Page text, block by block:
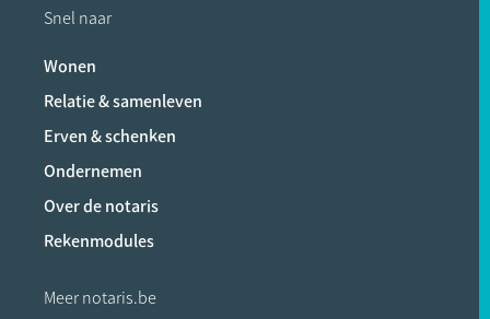
Snel naar
Wonen
Relatie & samenleven
Erven & schenken
Ondernemen
Over de notaris
Rekenmodules
Meer notaris.be